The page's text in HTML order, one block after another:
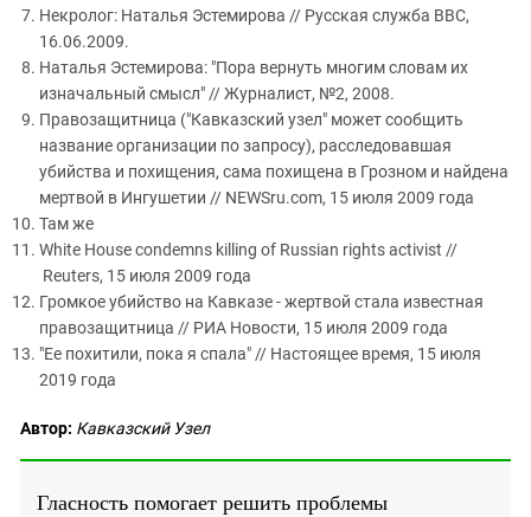
Некролог: Наталья Эстемирова // Русская служба BBC,
16.06.2009.
Наталья Эстемирова: "Пора вернуть многим словам их
изначальный смысл" // Журналист, №2, 2008.
Правозащитница ("Кавказский узел" может сообщить
название организации по запросу), расследовавшая
убийства и похищения, сама похищена в Грозном и найдена
мертвой в Ингушетии // NEWSru.com, 15 июля 2009 года
Там же
White House condemns killing of Russian rights activist //
Reuters, 15 июля 2009 года
Громкое убийство на Кавказе - жертвой стала известная
правозащитница // РИА Новости, 15 июля 2009 года
"Ее похитили, пока я спала" // Настоящее время, 15 июля
2019 года
Автор: Кавказский Узел
Гласность помогает решить проблемы